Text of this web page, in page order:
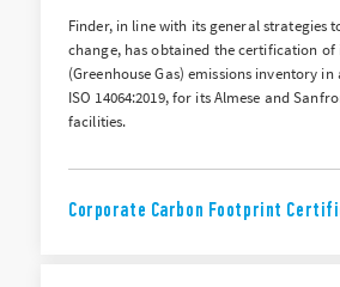
Finder, in line with its general strategies
change, has obtained the certification of
(Greenhouse Gas) emissions inventory
ISO 14064:2019, for its Almese and
facilities.
Corporate Carbon Footprint